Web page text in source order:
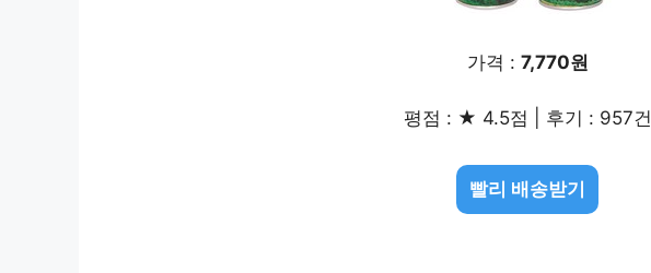
가격 : 7,770원
평점 : ★ 4.5점 | 후기 : 957건
빨리 배송받기